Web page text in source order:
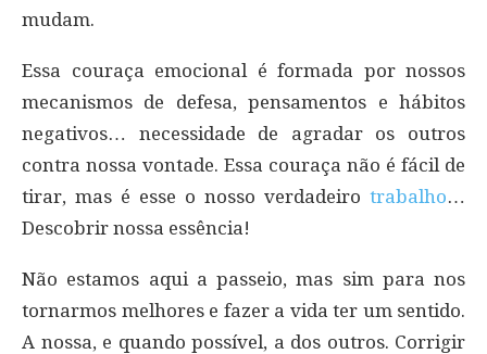
mudam.
Essa couraça emocional é formada por nossos
mecanismos de defesa, pensamentos e hábitos
negativos… necessidade de agradar os outros
contra nossa vontade. Essa couraça não é fácil de
tirar, mas é esse o nosso verdadeiro trabalho…
Descobrir nossa essência!
Não estamos aqui a passeio, mas sim para nos
tornarmos melhores e fazer a vida ter um sentido.
A nossa, e quando possível, a dos outros. Corrigir